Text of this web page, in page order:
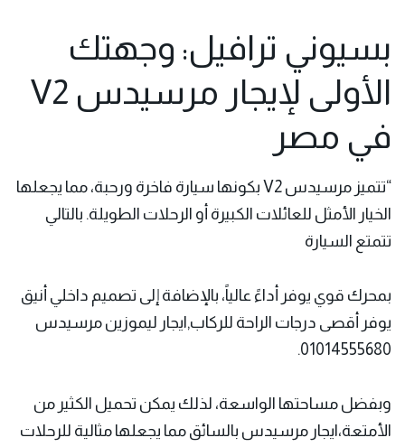
بسيوني ترافيل: وجهتك
الأولى لإيجار مرسيدس V2
في مصر
“تتميز مرسيدس V2 بكونها سيارة فاخرة ورحبة، مما يجعلها
الخيار الأمثل للعائلات الكبيرة أو الرحلات الطويلة. بالتالي
تتمتع السيارة
بمحرك قوي يوفر أداءً عالياً، بالإضافة إلى تصميم داخلي أنيق
يوفر أقصى درجات الراحة للركاب,ايجار ليموزين مرسيدس
01014555680.
وبفضل مساحتها الواسعة، لذلك يمكن تحميل الكثير من
الأمتعة،ايجار مرسيدس بالسائق مما يجعلها مثالية للرحلات